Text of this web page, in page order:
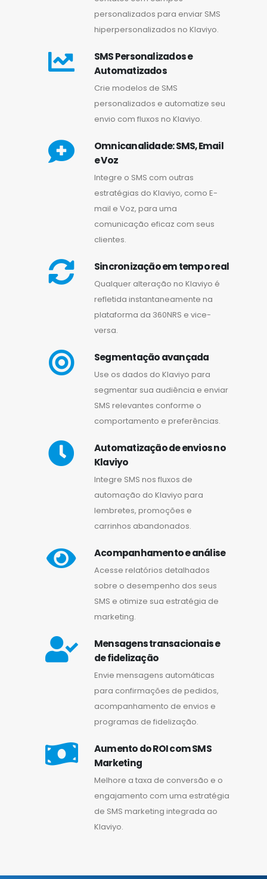
personalizados para enviar SMS
hiperpersonalizados no Klaviyo.
SMS Personalizados e
Automatizados
Crie modelos de SMS
personalizados e automatize seu
envio com fluxos no Klaviyo.
Omnicanalidade: SMS, Email
e Voz
Integre o SMS com outras
estratégias do Klaviyo, como E-
mail e Voz, para uma
comunicação eficaz com seus
clientes.
Sincronização em tempo real
Qualquer alteração no Klaviyo é
refletida instantaneamente na
plataforma da 360NRS e vice-
versa.
Segmentação avançada
Use os dados do Klaviyo para
segmentar sua audiência e enviar
SMS relevantes conforme o
comportamento e preferências.
Automatização de envios no
Klaviyo
Integre SMS nos fluxos de
automação do Klaviyo para
lembretes, promoções e
carrinhos abandonados.
Acompanhamento e análise
Acesse relatórios detalhados
sobre o desempenho dos seus
SMS e otimize sua estratégia de
marketing.
Mensagens transacionais e
de fidelização
Envie mensagens automáticas
para confirmações de pedidos,
acompanhamento de envios e
programas de fidelização.
Aumento do ROI com SMS
Marketing
Melhore a taxa de conversão e o
engajamento com uma estratégia
de SMS marketing integrada ao
Klaviyo.